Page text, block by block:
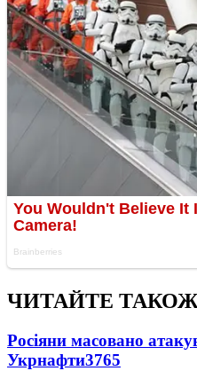
ЧИТАЙТЕ
Росіяни масовано
Укрнафти3765